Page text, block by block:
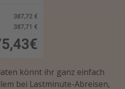
könnt ihr ganz einfach
bei Lastminute-Abreisen,